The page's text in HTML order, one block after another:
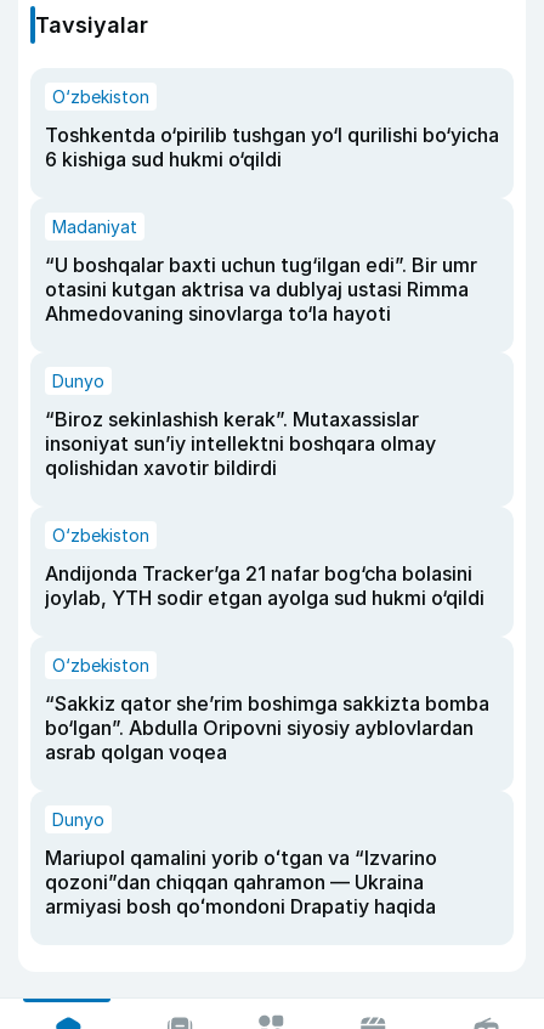
Tavsiyalar
O‘zbekiston
Toshkentda o‘pirilib tushgan yo‘l qurilishi bo‘yicha
6 kishiga sud hukmi o‘qildi
Madaniyat
“U boshqalar baxti uchun tug‘ilgan edi”. Bir umr
otasini kutgan aktrisa va dublyaj ustasi Rimma
Ahmedovaning sinovlarga to‘la hayoti
Dunyo
“Biroz sekinlashish kerak”. Mutaxassislar
insoniyat sun’iy intellektni boshqara olmay
qolishidan xavotir bildirdi
O‘zbekiston
Andijonda Tracker’ga 21 nafar bog‘cha bolasini
joylab, YTH sodir etgan ayolga sud hukmi o‘qildi
O‘zbekiston
“Sakkiz qator she’rim boshimga sakkizta bomba
bo‘lgan”. Abdulla Oripovni siyosiy ayblovlardan
asrab qolgan voqea
Dunyo
Mariupol qamalini yorib oʻtgan va “Izvarino
qozoni”dan chiqqan qahramon — Ukraina
armiyasi bosh qoʻmondoni Drapatiy haqida